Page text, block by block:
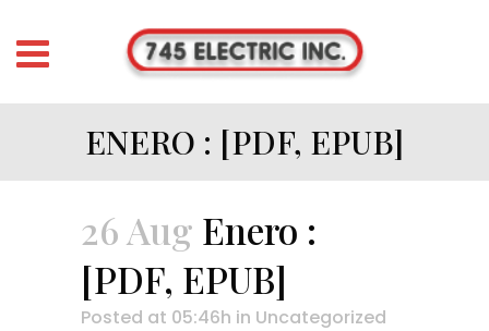
ENERO : [PDF, EPUB]
26 Aug Enero :
[PDF, EPUB]
Posted at 05:46h in Uncategorized